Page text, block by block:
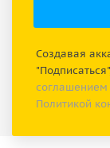
Создавая
соглашением
Политикой